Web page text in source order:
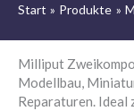
Start Produkte
Milliput
Modellbau,
Reparaturen. Ideal